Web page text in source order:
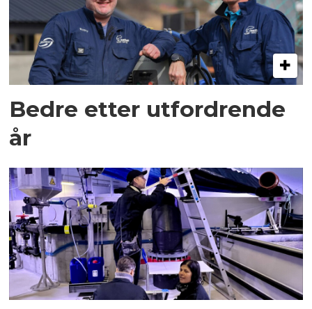
Bedre etter utfordrende
år